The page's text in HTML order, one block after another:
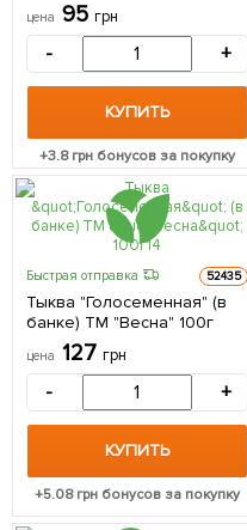
цена 95 грн
- +
КУПИТЬ
+3.8грн бонусов за покупку
Быстрая отправка 52435
Тыква "Голосеменная" (в
банке) ТМ "Весна" 100г
цена 127 грн
- +
КУПИТЬ
+5.08грн бонусов за покупку